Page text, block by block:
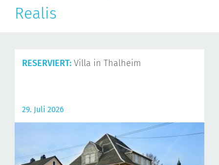
Realis
RESERVIERT: Villa in Thalheim
29. Juli 2026